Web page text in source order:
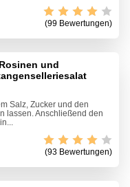
(99 Bewertungen)
und
Salz, Zucker und den
lassen. Anschließend den
(93 Bewertungen)